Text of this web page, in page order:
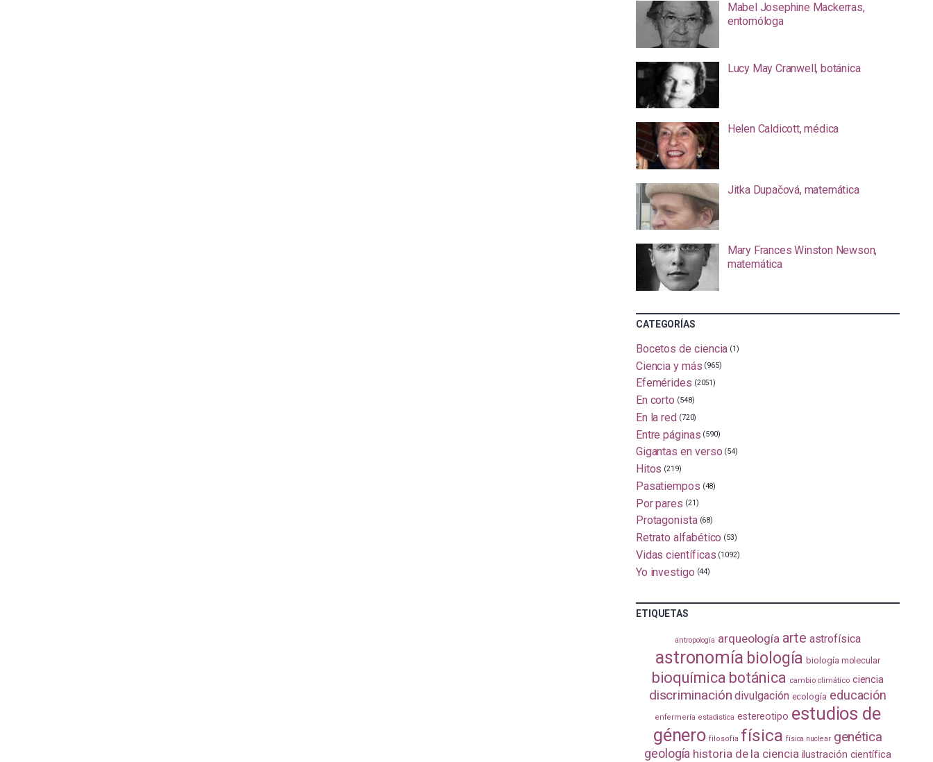
Mabel Josephine Mackerras,
entomóloga
Lucy May Cranwell, botánica
Helen Caldicott, médica
Jitka Dupačová, matemática
Mary Frances Winston Newson,
matemática
CATEGORÍAS
Bocetos de ciencia (1)
Ciencia y más (965)
Efemérides (2051)
En corto (548)
En la red (720)
Entre páginas (590)
Gigantas en verso (54)
Hitos (219)
Pasatiempos (48)
Por pares (21)
Protagonista (68)
Retrato alfabético (53)
Vidas científicas (1092)
Yo investigo (44)
ETIQUETAS
antropología arqueología arte astrofísica
astronomía biología biología molecular
bioquímica botánica cambio climático ciencia
discriminación divulgación ecología educación
enfermería estadistica estereotipo estudios de
género filosofía física física nuclear genética
geología historia de la ciencia ilustración científica